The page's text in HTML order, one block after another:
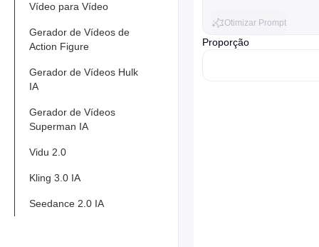
Vídeo para Vídeo
Gerador de Vídeos de
Action Figure
Gerador de Vídeos Hulk
IA
Gerador de Vídeos
Superman IA
Vidu 2.0
Kling 3.0 IA
Seedance 2.0 IA
Otimizar Prompt
Proporção